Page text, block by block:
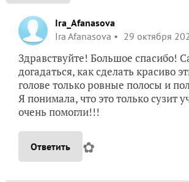
Ira_Afanasova
Ira Afanasova
29 октября
Здравствуйте! Большое спасибо!
догадаться, как сделать красиво
голове только ровные полосы и
Я понимала, что это только сузит
очень помогли!!!
Ответить ✿